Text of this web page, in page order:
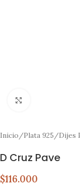
Inicio/Plata 925/Dijes
D Cruz Pave
$116.000